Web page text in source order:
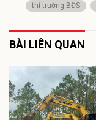
thị trường BĐS
BÀI LIÊN QUAN